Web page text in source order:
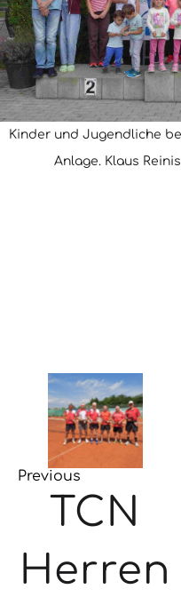
Kinder und Jugendliche
Anlage. Klaus
Previous
TCN
Herren